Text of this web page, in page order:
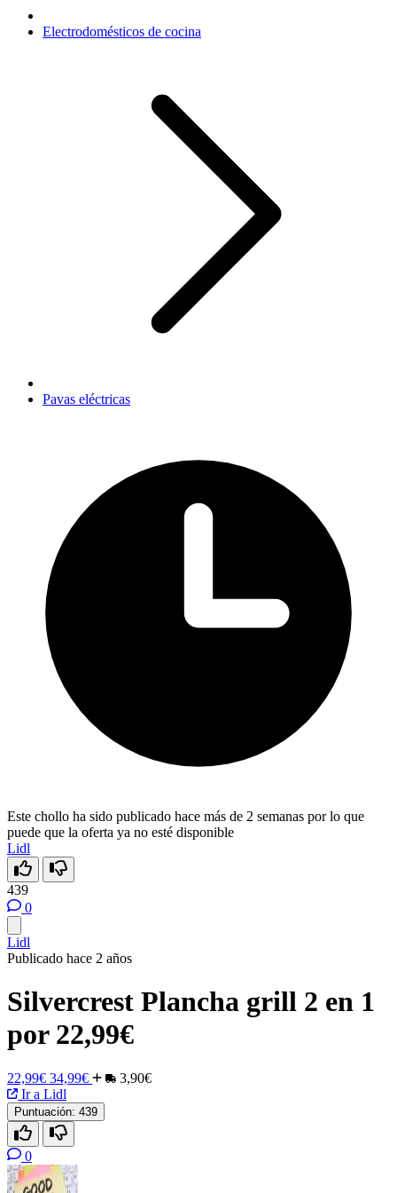
Electrodomésticos de cocina
Pavas eléctricas
Este chollo ha sido publicado hace más de 2 semanas por lo que
puede que la oferta ya no esté disponible
Lidl
439
0
Lidl
Publicado hace 2 años
Silvercrest Plancha grill 2 en 1
por 22,99€
22,99€ 34,99€
3,90€
Ir a Lidl
Puntuación: 439
0